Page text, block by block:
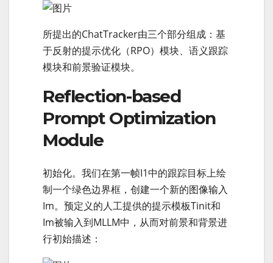
所提出的ChatTracker由三个部分组成：基
于反射的提示优化（RPO）模块、语义跟踪
模块和前景验证模块。
Reflection-based
Prompt Optimization
Module
初始化。我们在第一帧I1中的跟踪目标上绘
制一个绿色边界框，创建一个新的图像输入
Im。预定义的人工提供的提示模板Tinit和
Im被输入到MLLM中，从而对前景和背景进
行初始描述：